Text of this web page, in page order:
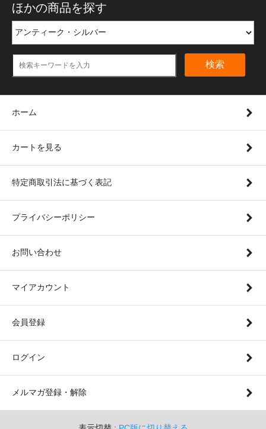
ほかの商品を探す
検索
ホーム
カートを見る
特定商取引法に基づく表記
プライバシーポリシー
お問い合わせ
マイアカウント
会員登録
ログイン
メルマガ登録・解除